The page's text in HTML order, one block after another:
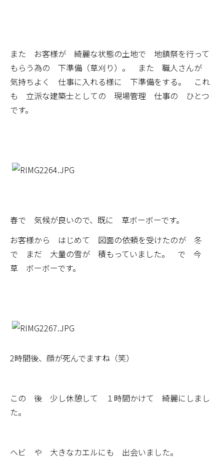
また お客様が 綺麗な状態の土地で 地鎮祭を行って
もらう為の 下準備（草刈り）。 また 職人さんが
気持ちよく 仕事に入れる様に 下準備をする。 これ
も 立派な建築士としての 現場管理 仕事の ひとつ
です。
春で 気候が良いので、既に 草ボーボーです。
お客様から はじめて 図面の依頼を受けたのが 冬
で まだ 大量の雪が 積もっていました。 で 今
草 ボーボーです。
2時間後、顔が死んでますね（笑）
この 後 少し休憩して １時間かけて 綺麗にしまし
た。
ヘビ や 大きなカエルにも 出会いました。